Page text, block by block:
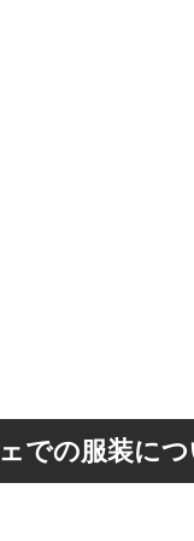
での服装に